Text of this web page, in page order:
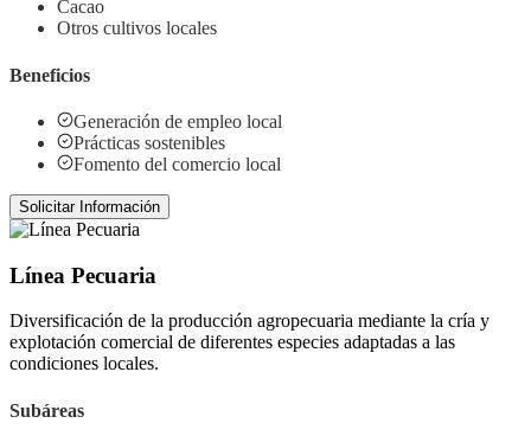
Cacao
Otros cultivos locales
Beneficios
Generación de empleo local
Prácticas sostenibles
Fomento del comercio local
Solicitar Información
Línea Pecuaria
Diversificación de la producción agropecuaria mediante la cría y
explotación comercial de diferentes especies adaptadas a las
condiciones locales.
Subáreas